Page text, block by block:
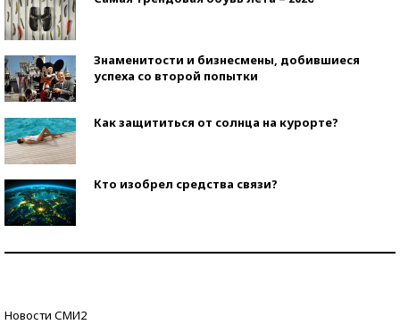
Знаменитости и бизнесмены, добившиеся
успеха со второй попытки
Как защититься от солнца на курорте?
Кто изобрел средства связи?
стобалльников?
Новости СМИ2